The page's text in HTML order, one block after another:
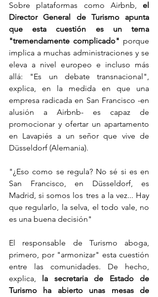
Sobre plataformas como Airbnb, el
Director General de Turismo apunta
que esta cuestión es un tema
"tremendamente complicado" porque
implica a muchas administraciones y se
eleva a nivel europeo e incluso más
allá: "Es un debate transnacional",
explica, en la medida en que una
empresa radicada en San Francisco -en
alusión a Airbnb- es capaz de
promocionar y ofertar un apartamento
en Lavapiés a un señor que vive de
Düsseldorf (Alemania).
"¿Eso como se regula? No sé si es en
San Francisco, en Düsseldorf, es
Madrid, si somos los tres a la vez... Hay
que regularlo, la selva, el todo vale, no
es una buena decisión"
El responsable de Turismo aboga,
primero, por "armonizar" esta cuestión
entre las comunidades. De hecho,
explica,
la secretaria de Estado de
Turismo ha abierto unas mesas de